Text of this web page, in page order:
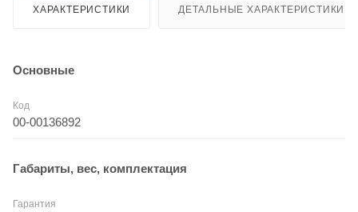
ХАРАКТЕРИСТИКИ ДЕТАЛЬНЫЕ ХАРАКТЕРИСТИКИ
Основные
Код
00-00136892
Габариты, вес, комплектация
Гарантия